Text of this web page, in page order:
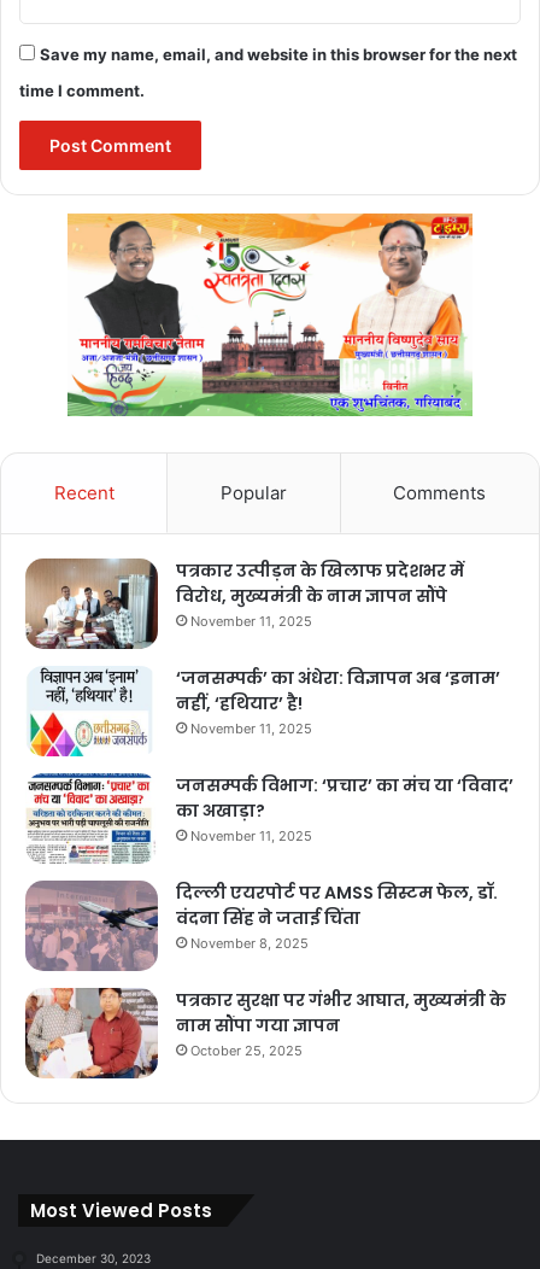
Save my name, email, and website in this browser for the next
time I comment.
Recent Popular Comments
पत्रकार उत्पीड़न के खिलाफ प्रदेशभर में
विरोध, मुख्यमंत्री के नाम ज्ञापन सौंपे
November 11, 2025
‘जनसम्पर्क’ का अंधेरा: विज्ञापन अब ‘इनाम’
नहीं, ‘हथियार’ है!
November 11, 2025
जनसम्पर्क विभाग: ‘प्रचार’ का मंच या ‘विवाद’
का अखाड़ा?
November 11, 2025
दिल्ली एयरपोर्ट पर AMSS सिस्टम फेल, डॉ.
वंदना सिंह ने जताई चिंता
November 8, 2025
पत्रकार सुरक्षा पर गंभीर आघात, मुख्यमंत्री के
नाम सौंपा गया ज्ञापन
October 25, 2025
Most Viewed Posts
December 30, 2023